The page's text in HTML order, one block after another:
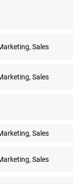
Sales
Sales
Sales
Sales